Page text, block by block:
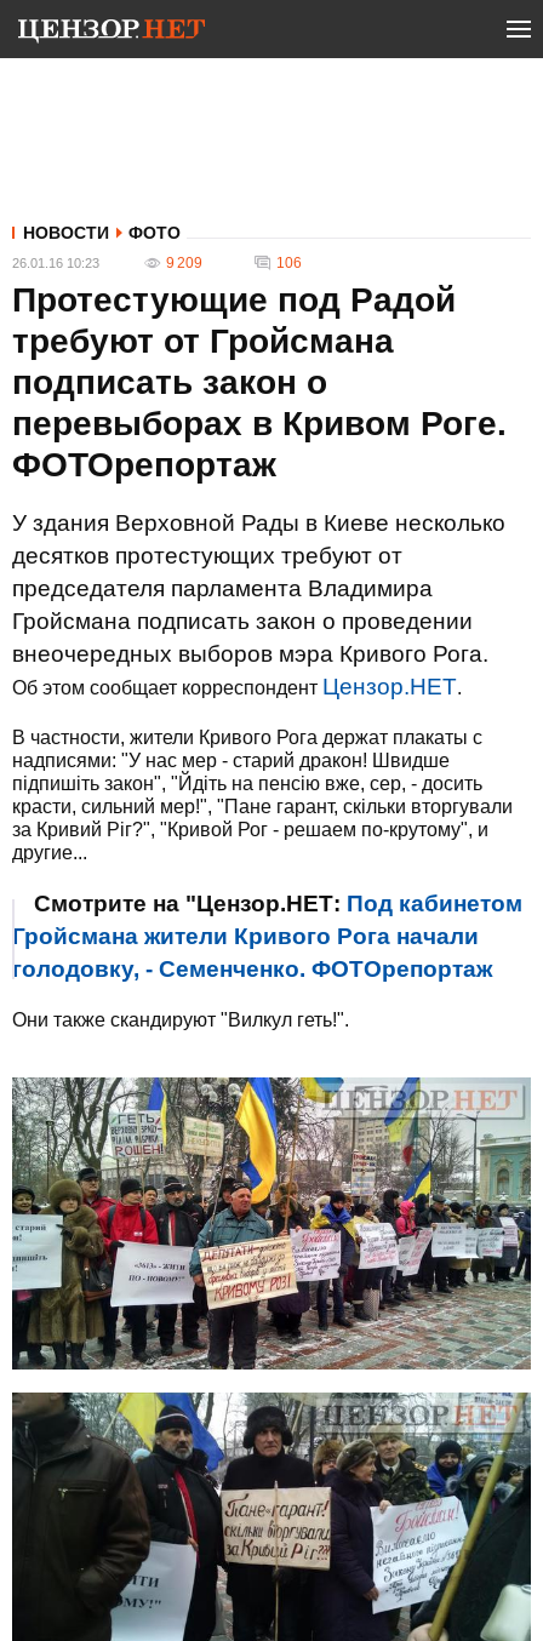
НОВОСТИ ФОТО
26.01.16 10:23 9 209 106
Протестующие под Радой
требуют от Гройсмана
подписать закон о
перевыборах в Кривом Роге.
ФОТОрепортаж
У здания Верховной Рады в Киеве несколько
десятков протестующих требуют от
председателя парламента Владимира
Гройсмана подписать закон о проведении
внеочередных выборов мэра Кривого Рога.
Об этом сообщает корреспондент Цензор.НЕТ.
В частности, жители Кривого Рога держат плакаты с
надписями: "У нас мер - старий дракон! Швидше
підпишіть закон", "Йдіть на пенсію вже, сер, - досить
красти, сильний мер!", "Пане гарант, скільки вторгували
за Кривий Ріг?", "Кривой Рог - решаем по-крутому", и
другие...
Смотрите на "Цензор.НЕТ: Под кабинетом
Гройсмана жители Кривого Рога начали
голодовку, - Семенченко. ФОТОрепортаж
Они также скандируют "Вилкул геть!".